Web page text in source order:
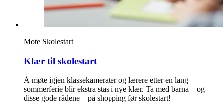
Mote Skolestart
Klær til skolestart
Å møte igjen klassekamerater og lærere etter en lang
sommerferie blir ekstra stas i nye klær. Ta med barna – og
disse gode rådene – på shopping før skolestart!